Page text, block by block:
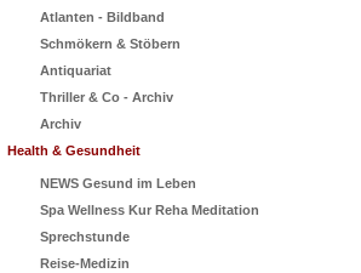
Atlanten - Bildband
Schmökern & Stöbern
Antiquariat
Thriller & Co - Archiv
Archiv
Health & Gesundheit
NEWS Gesund im Leben
Spa Wellness Kur Reha Meditation
Sprechstunde
Reise-Medizin